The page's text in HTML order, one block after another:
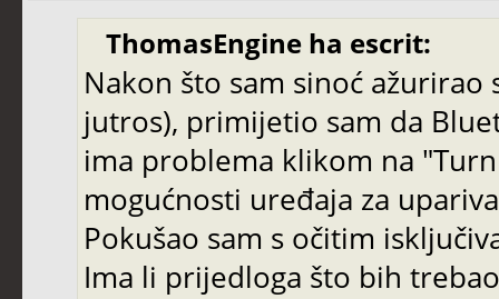
ThomasEngine ha escrit:
Nakon što sam sinoć
jutros), primijetio sam da
ima problema klikom na
mogućnosti uređaja za
Pokušao sam s očitim
Ima li prijedloga što bih